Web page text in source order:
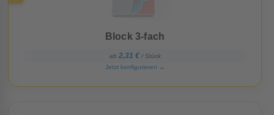
Block 3-fach
ab 2,31 €/ Stück
Jetzt konfigurieren →